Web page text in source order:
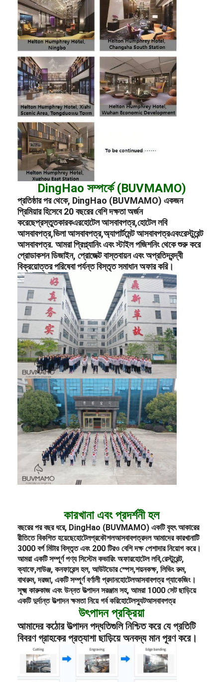
DingHao সম্পর্কে (BUVMAMO)
প্রতিষ্ঠার পর থেকে, DingHao (BUVMAMO) একজন
প্রিমিয়ার হিসেবে 20 বছরের বেশি দক্ষতা অর্জন
করেছেপ্রস্তুতকারকএরহোটেল আসবাবপত্র,হোটেল লবি
আসবাবপত্র,ভিলা আসবাবপত্র,অ্যাপার্টমেন্ট আসবাবপত্রএবংরেস্টুরেন্ট
আসবাবপত্র. আমরা প্রিপ্ল্যানিং এবং স্টাইল পজিশনিং থেকে শুরু করে
প্রোডাকশন ডিজাইন, প্রোজেক্ট বাস্তবায়ন এবং অপ্রতিদ্বন্দ্বী
বিক্রয়োত্তর পরিষেবা পর্যন্ত বিস্তৃত সমাধান অফার করি।
কারখানা এবং প্রদর্শনী হল
বছরের পর বছর ধরে, DingHao (BUVMAMO) একটি বৃহৎ আকারের
রীতিতে বিকশিত হয়েছেহোটেলপ্রকৌশলআসবাবপত্রদল আমাদের কারখানাটি
3000 বর্গ মিটার বিস্তৃত এবং 200 টিরও বেশি দক্ষ পেশাদার নিয়োগ করে।
আমরা একটি সম্পূর্ণ পণ্য সিস্টেম কভারিং অফারহোটেল লবি,রেস্টুরেন্ট,
ক্যাফে,লাউঞ্জ, কনফারেন্স হল, আউটডোর স্পেস,শয়নকক্ষ, লিভিং রুম,
বাথরুম, দরজা, একটি সম্পূর্ণ বর্ণালী প্রদানহোটেলআসবাবপত্র প্যাকেজিং।
সূক্ষ্ম কারুকাজ এবং উন্নত উত্পাদন সরঞ্জাম সহ, আমরা 1000 সেট ছাড়িয়ে
একটি দুর্দান্ত উত্পাদন ক্ষমতা নিয়ে গর্ব করিহোটেলস্যুটআসবাবপত্র
উৎপাদন প্রক্রিয়া
আমাদের কঠোর উত্পাদন পদ্ধতিগুলি নিশ্চিত করে যে প্রতিটি
বিবরণ গ্রাহকের প্রত্যাশা ছাড়িয়ে অনবদ্য মান পূরণ করে।